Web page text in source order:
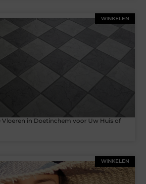
WINKELEN
Vloeren in Doetinchem voor Uw Huis of
WINKELEN